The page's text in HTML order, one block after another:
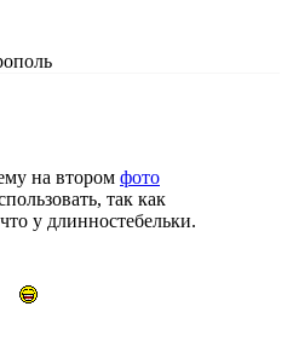
на втором фото
так как
у длинностебельки.